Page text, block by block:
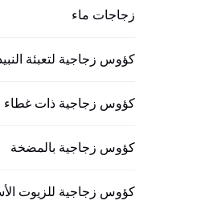
زجاجات ماء
كؤوس زجاجية لتعبئة
كؤوس زجاجية ذات غطاء
كؤوس زجاجية بالمضخة
كؤوس زجاجية للزيوت